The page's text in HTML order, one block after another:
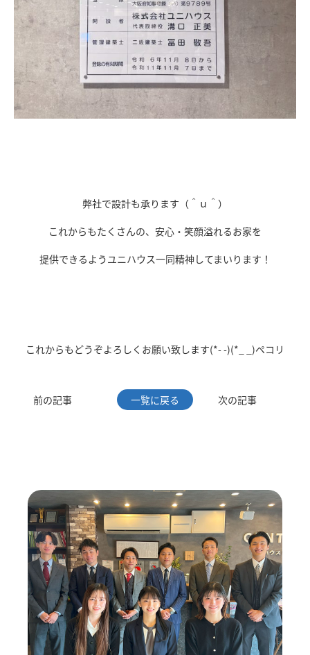
弊社で設計も承ります（＾ｕ＾）
これからもたくさんの、安心・笑顔溢れるお家を
提供できるようユニハウス一同精神してまいります！
これからもどうぞよろしくお願い致します(*- -)(*_ _)ペコリ
前の記事 一覧に戻る 次の記事